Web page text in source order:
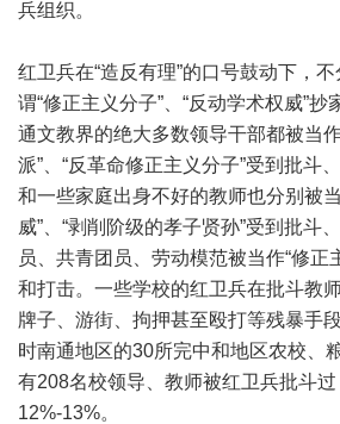
兵组织。
红卫兵在“造反有理”的口号鼓动下，
谓“修正主义分子”、“反动学术权威”
通文教界的绝大多数领导干部都被当作
派”、“反革命修正主义分子”受到批斗
和一些家庭出身不好的教师也分别被
威”、“剥削阶级的孝子贤孙”受到批斗
员、共青团员、劳动模范被当作“修正
和打击。一些学校的红卫兵在批斗教
牌子、游街、拘押甚至殴打等残暴手
时南通地区的30所完中和地区农校、
有208名校领导、教师被红卫兵批斗
12%-13%。